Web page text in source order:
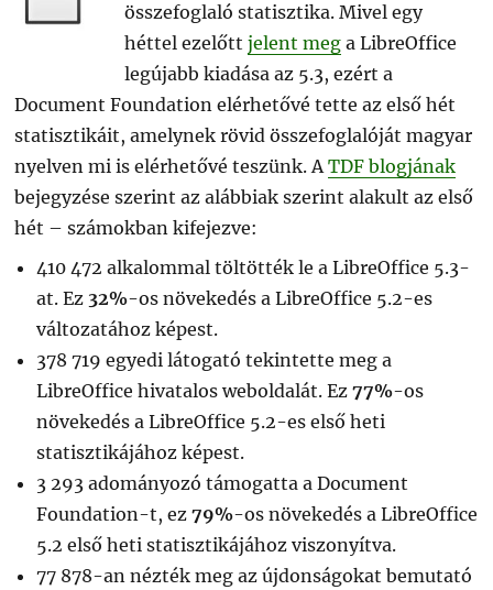
összefoglaló statisztika. Mivel egy
héttel ezelőttjelent meg a LibreOffice
legújabb kiadása az 5.3, ezért a
Document Foundation elérhetővé tette az első hét
statisztikáit, amelynek rövid összefoglalóját magyar
nyelven mi is elérhetővé teszünk. ATDF blogjának
bejegyzése szerint az alábbiak szerint alakult az első
hét – számokban kifejezve:
410 472 alkalommal töltötték le a LibreOffice 5.3-
at. Ez 32%-os növekedés a LibreOffice 5.2-es
változatához képest.
378 719 egyedi látogató tekintette meg a
LibreOffice hivatalos weboldalát. Ez77%-os
növekedés a LibreOffice 5.2-es első heti
statisztikájához képest.
3 293 adományozó támogatta a Document
Foundation-t, ez79%-os növekedés a LibreOffice
5.2 első heti statisztikájához viszonyítva.
77 878-an nézték meg az újdonságokat bemutató